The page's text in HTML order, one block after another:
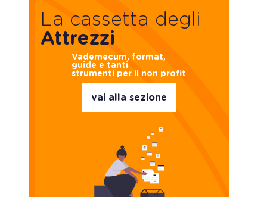
La cassetta degli
Attrezzi
Vademecum, format,
guide e tanti
strumenti per il non profit
vai alla sezione